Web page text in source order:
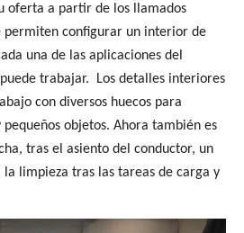
oferta a partir de los llamados
permiten configurar un interior de
una de las aplicaciones del
trabajar.
Los detalles interiores
con diversos huecos para
objetos. Ahora también es
tras el asiento del conductor, un
limpieza tras las tareas de carga y